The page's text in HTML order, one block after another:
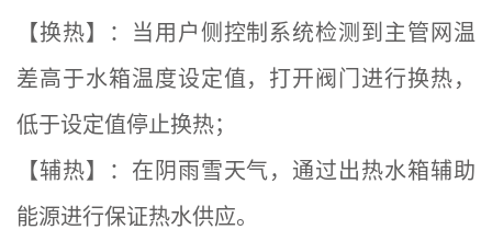
【换热】：当用户侧控制系统检测到主管网温
差高于水箱温度设定值，打开阀门进行换热，
低于设定值停止换热；
【辅热】：在阴雨雪天气，通过出热水箱辅助
能源进行保证热水供应。